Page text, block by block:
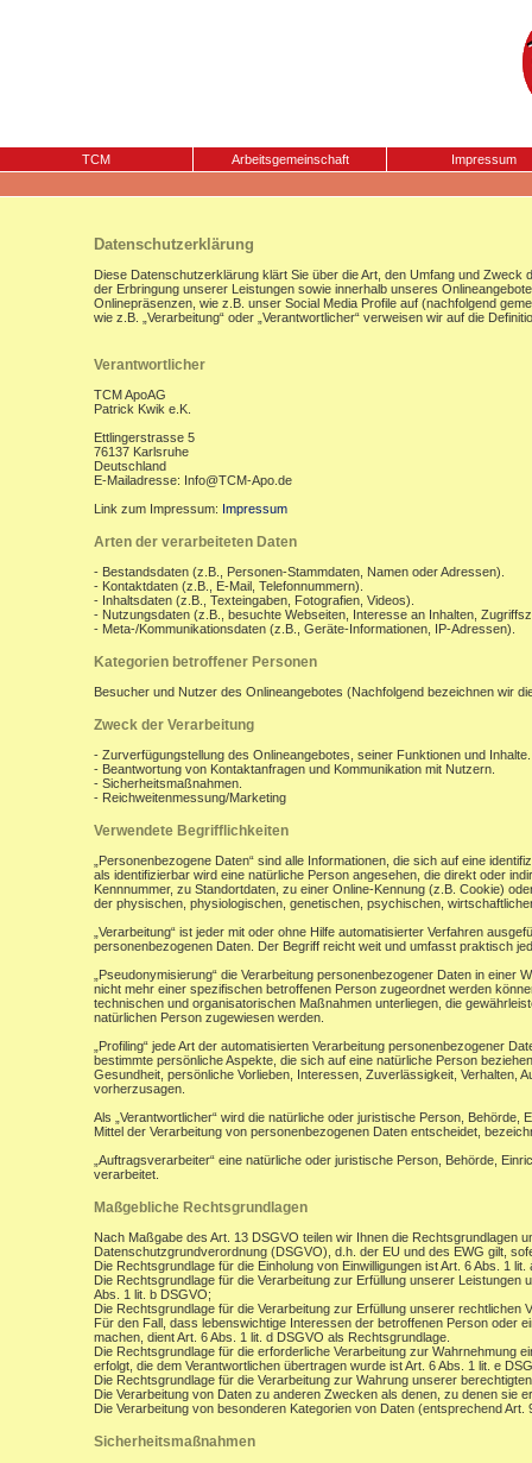
TCM Arbeitsgemeinschaft Impressum
Datenschutzerklärung
Diese Datenschutzerklärung klärt Sie über die Art, den Umfang und
der Erbringung unserer Leistungen sowie innerhalb unseres
Onlinepräsenzen, wie z.B. unser Social Media Profile auf (nachfolgend
wie z.B. „Verarbeitung“ oder „Verantwortlicher“ verweisen wir auf die
Verantwortlicher
TCM ApoAG
Patrick Kwik e.K.
Ettlingerstrasse 5
76137 Karlsruhe
Deutschland
E-Mailadresse: Info@TCM-Apo.de
Link zum Impressum: Impressum
Arten der verarbeiteten Daten
- Bestandsdaten (z.B., Personen-Stammdaten, Namen oder Adressen).
- Kontaktdaten (z.B., E-Mail, Telefonnummern).
- Inhaltsdaten (z.B., Texteingaben, Fotografien, Videos).
- Nutzungsdaten (z.B., besuchte Webseiten, Interesse an Inhalten,
- Meta-/Kommunikationsdaten (z.B., Geräte-Informationen, IP-Adressen).
Kategorien betroffener Personen
Besucher und Nutzer des Onlineangebotes (Nachfolgend bezeichnen wir
Zweck der Verarbeitung
- Zurverfügungstellung des Onlineangebotes, seiner Funktionen und Inhalte.
- Beantwortung von Kontaktanfragen und Kommunikation mit Nutzern.
- Sicherheitsmaßnahmen.
- Reichweitenmessung/Marketing
Verwendete Begrifflichkeiten
„Personenbezogene Daten“ sind alle Informationen, die sich auf eine
als identifizierbar wird eine natürliche Person angesehen, die direkt oder
Kennnummer, zu Standortdaten, zu einer Online-Kennung (z.B. Cookie)
der physischen, physiologischen, genetischen, psychischen,
„Verarbeitung“ ist jeder mit oder ohne Hilfe automatisierter Verfahren
personenbezogenen Daten. Der Begriff reicht weit und umfasst praktisch
„Pseudonymisierung“ die Verarbeitung personenbezogener Daten in
nicht mehr einer spezifischen betroffenen Person zugeordnet werden
technischen und organisatorischen Maßnahmen unterliegen, die
natürlichen Person zugewiesen werden.
„Profiling“ jede Art der automatisierten Verarbeitung personenbezogener
bestimmte persönliche Aspekte, die sich auf eine natürliche Person
Gesundheit, persönliche Vorlieben, Interessen, Zuverlässigkeit, Verhalten,
vorherzusagen.
Als „Verantwortlicher“ wird die natürliche oder juristische Person,
Mittel der Verarbeitung von personenbezogenen Daten entscheidet,
„Auftragsverarbeiter“ eine natürliche oder juristische Person, Behörde,
verarbeitet.
Maßgebliche Rechtsgrundlagen
Nach Maßgabe des Art. 13 DSGVO teilen wir Ihnen die
Datenschutzgrundverordnung (DSGVO), d.h. der EU und des EWG gilt,
Die Rechtsgrundlage für die Einholung von Einwilligungen ist Art. 6 Abs. 1
Die Rechtsgrundlage für die Verarbeitung zur Erfüllung unserer
Abs. 1 lit. b DSGVO;
Die Rechtsgrundlage für die Verarbeitung zur Erfüllung unserer rechtlichen
Für den Fall, dass lebenswichtige Interessen der betroffenen Person oder
machen, dient Art. 6 Abs. 1 lit. d DSGVO als Rechtsgrundlage.
Die Rechtsgrundlage für die erforderliche Verarbeitung zur Wahrnehmung
erfolgt, die dem Verantwortlichen übertragen wurde ist Art. 6 Abs. 1 lit. e
Die Rechtsgrundlage für die Verarbeitung zur Wahrung unserer
Die Verarbeitung von Daten zu anderen Zwecken als denen, zu denen sie
Die Verarbeitung von besonderen Kategorien von Daten (entsprechend
Sicherheitsmaßnahmen